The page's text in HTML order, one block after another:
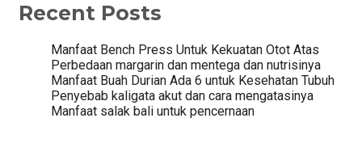
Recent Posts
Manfaat Bench Press Untuk Kekuatan Otot Atas
Perbedaan margarin dan mentega dan nutrisinya
Manfaat Buah Durian Ada 6 untuk Kesehatan Tubuh
Penyebab kaligata akut dan cara mengatasinya
Manfaat salak bali untuk pencernaan